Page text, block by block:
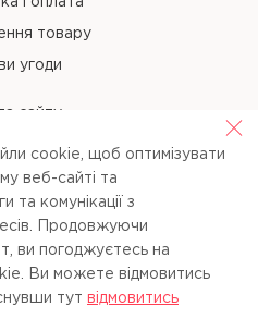
товару
угоди
сайту
238-97-40
beauty.com.ua
cookie, щоб оптимізувати
веб-сайті та
та комунікації з
Продовжуючи
ви погоджуєтесь на
Ви можете вiдмовитись
тут вiдмовитись